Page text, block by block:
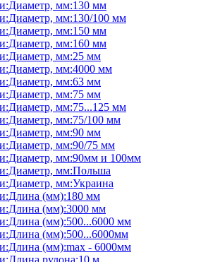
мм:130 мм
мм:130/100 мм
мм:150 мм
мм:160 мм
мм:25 мм
мм:4000 мм
мм:63 мм
мм:75 мм
мм:75...125 мм
мм:75/100 мм
мм:90 мм
мм:90/75 мм
мм:90мм и 100мм
мм:Польша
мм:Украина
(мм):180 мм
(мм):3000 мм
(мм):500...6000 мм
(мм):500...6000мм
(мм):max - 6000мм
рулона:10 м